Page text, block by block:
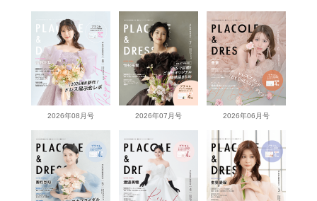
2026年08月号 2026年07月号 2026年06月号